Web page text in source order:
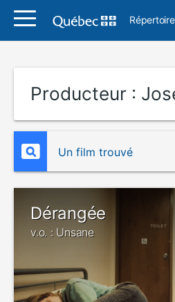
Producteur :
Un film trouvé
Dérangée
v.o. : Unsane